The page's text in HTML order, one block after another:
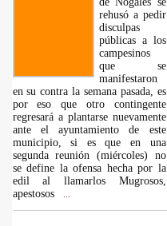
rehusó a pedir
disculpas
públicas a los
campesinos
que se
manifestaron
en su contra la semana pasada, es
por eso que otro contingente
regresará a plantarse nuevamente
ante el ayuntamiento de este
municipio, si es que en una
segunda reunión (miércoles) no
se define la ofensa hecha por la
edil al llamarlos Mugrosos,
apestosos